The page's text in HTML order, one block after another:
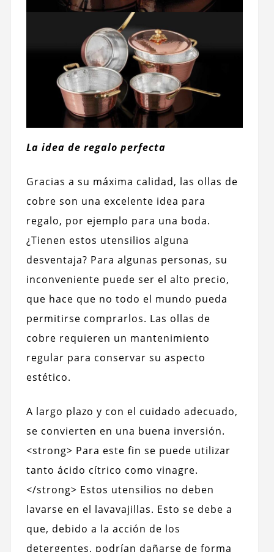
La idea de regalo perfecta
Gracias a su máxima calidad, las ollas de
cobre son una excelente idea para
regalo, por ejemplo para una boda.
¿Tienen estos utensilios alguna
desventaja? Para algunas personas, su
inconveniente puede ser el alto precio,
que hace que no todo el mundo pueda
permitirse comprarlos. Las ollas de
cobre requieren un mantenimiento
regular para conservar su aspecto
estético.
A largo plazo y con el cuidado adecuado,
se convierten en una buena inversión.
<strong> Para este fin se puede utilizar
tanto ácido cítrico como vinagre.
</strong> Estos utensilios no deben
lavarse en el lavavajillas. Esto se debe a
que, debido a la acción de los
detergentes, podrían dañarse de forma